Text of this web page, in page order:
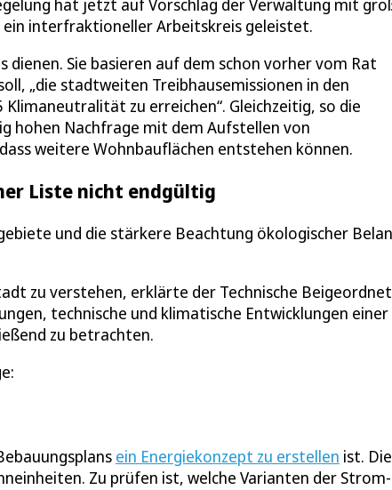
hat jetzt auf Vorschlag der Verwaltung mit
interfraktioneller Arbeitskreis geleistet.
dienen. Sie basieren auf dem schon vorher vom Rat
„die stadtweiten Treibhausemissionen in den
zu erreichen“. Gleichzeitig, so die
hohen Nachfrage mit dem Aufstellen von
weitere Wohnbauflächen entstehen können.
Liste nicht endgültig
und die stärkere Beachtung ökologischer
zu verstehen, erklärte der Technische
technische und klimatische Entwicklungen einer
zu betrachten.
ein Energiekonzept zu erstellen ist.
Zu prüfen ist, welche Varianten der